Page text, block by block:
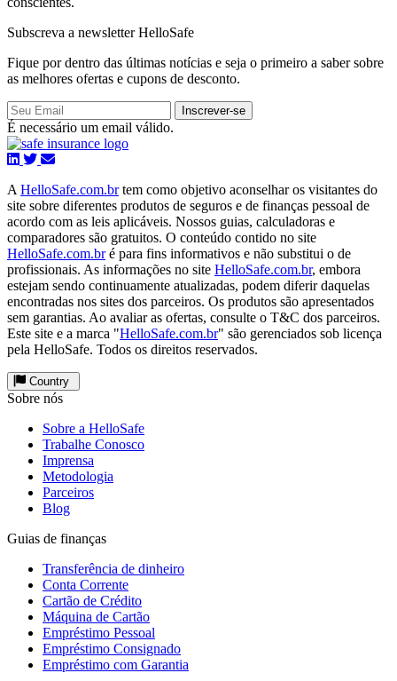
Subscreva a newsletter HelloSafe
Fique por dentro das últimas notícias e seja o primeiro a saber sobre
as melhores ofertas e cupons de desconto.
Inscrever-se
É necessário um email válido.
A HelloSafe.com.brtem como objetivo aconselhar os visitantes do
site sobre diferentes produtos de seguros e de finanças pessoal de
acordo com as leis aplicáveis. Nossos guias, calculadoras e
comparadores são gratuitos. O conteúdo contido no site
HelloSafe.com.bré para fins informativos e não substitui o de
profissionais. As informações no site HelloSafe.com.br, embora
estejam sendo continuamente atualizadas, podem diferir daquelas
encontradas nos sites dos parceiros. Os produtos são apresentados
sem garantias. Ao avaliar as ofertas, consulte o T&C dos parceiros.
Este site e a marca "HelloSafe.com.br" são gerenciados sob licença
pela HelloSafe. Todos os direitos reservados.
Country
Sobre nós
Sobre a HelloSafe
Trabalhe Conosco
Imprensa
Metodologia
Parceiros
Blog
Guias de finanças
Transferência de dinheiro
Conta Corrente
Cartão de Crédito
Máquina de Cartão
Empréstimo Pessoal
Empréstimo Consignado
Empréstimo com Garantia